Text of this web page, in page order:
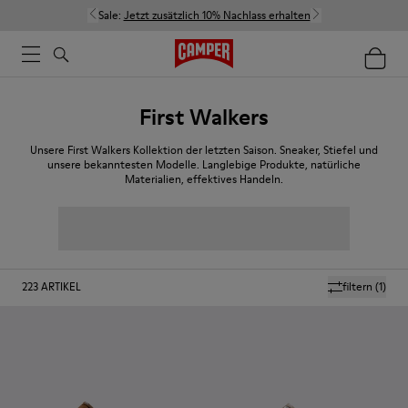
Sale: Jetzt zusätzlich 10% Nachlass erhalten
First Walkers
Unsere First Walkers Kollektion der letzten Saison. Sneaker, Stiefel und
unsere bekanntesten Modelle. Langlebige Produkte, natürliche
Materialien, effektives Handeln.
filtern (1)
223ARTIKEL